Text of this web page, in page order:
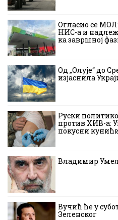
Огласио се
НИС-а и
ка завршној
Од „Олује“ до
изјаснила
Руски
против ХИВ-а:
покусни
Владимир
Вучић ће у
Зеленског